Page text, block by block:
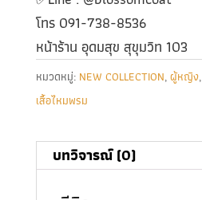
โทร 091-738-8536
หน้าร้าน อุดมสุข สุขุมวิท 103
หมวดหมู่: NEW COLLECTION,ผู้หญิง,
เสื้อไหมพรม
บทวิจารณ์ (0)